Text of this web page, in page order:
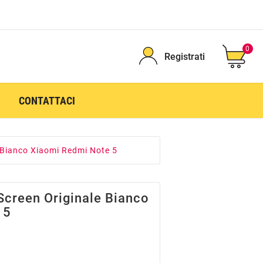
Registrati
0
CONTATTACI
Xiaomi Redmi Note 5
Originale Bianco